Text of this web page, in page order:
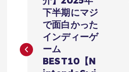
ビ
下半期にマジ
で面白かった
インディーゲ
ーム
BEST10【N